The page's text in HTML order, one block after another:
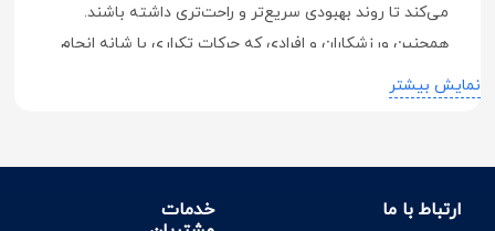
می‌کند تا روند بهبودی سریع‌تر و راحت‌تری داشته باشند.
همچنین ورزشکاران و افرادی که حرکات تکراری با شانه انجام
می‌دهند، می‌توانند از شانه بند برای جلوگیری از آسیب‌دیدگی
یا التهاب
نمایش بیشتر
ارتباط با ما
خدمات